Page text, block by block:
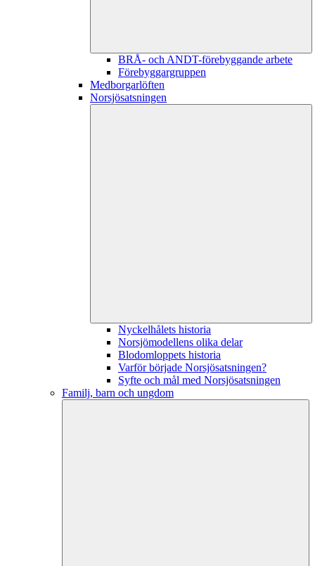
BRÅ- och ANDT-förebyggande arbete
Förebyggargruppen
Medborgarlöften
Norsjösatsningen
Nyckelhålets historia
Norsjömodellens olika delar
Blodomloppets historia
Varför började Norsjösatsningen?
Syfte och mål med Norsjösatsningen
Familj, barn och ungdom